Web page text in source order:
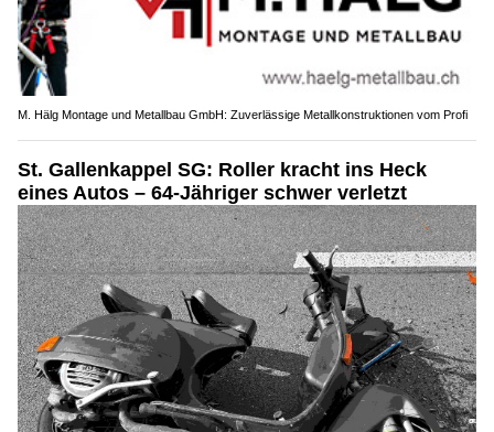
M. Hälg Montage und Metallbau GmbH: Zuverlässige Metallkonstruktionen vom Profi
St. Gallenkappel SG: Roller kracht ins Heck
eines Autos – 64-Jähriger schwer verletzt